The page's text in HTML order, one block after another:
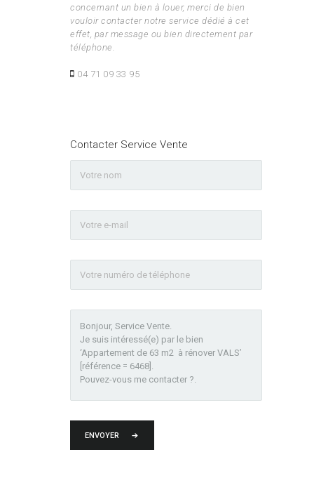
concernant un bien à louer, merci de bien
vouloir contacter notre service dédié à cet
effet, par message ou bien directement par
téléphone.
04 71 09 33 95
Contacter Service Vente
ENVOYER